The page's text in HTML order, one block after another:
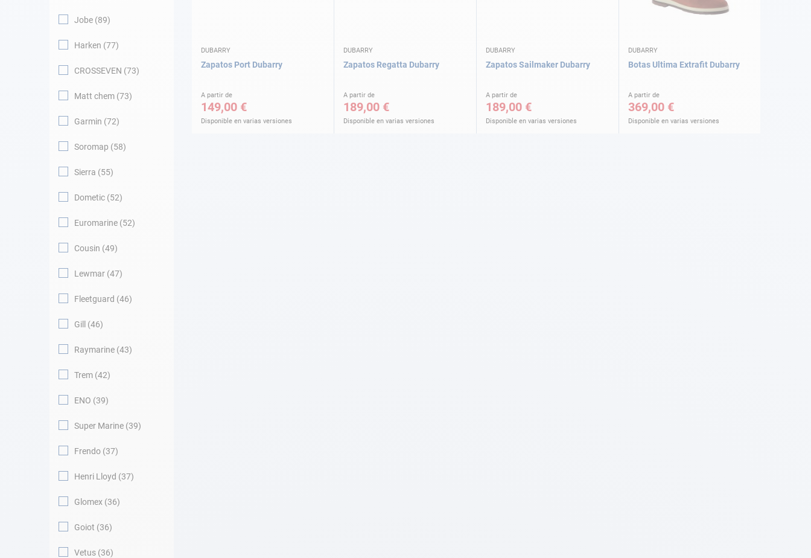
DUBARRY
Zapatos Port Dubarry
A partir de
149,00 €
Disponible en varias versiones
DUBARRY
Zapatos Regatta Dubarry
A partir de
189,00 €
Disponible en varias versiones
DUBARRY
Zapatos Sailmaker Dubarry
A partir de
189,00 €
Disponible en varias versiones
DUBARRY
Botas Ultima Extrafit Dubarry
A partir de
369,00 €
Disponible en varias versiones
Jobe 89
Harken 77
CROSSEVEN 73
Matt chem 73
Garmin 72
Soromap 58
Sierra 55
Dometic 52
Euromarine 52
Cousin 49
Lewmar 47
Fleetguard 46
Gill 46
Raymarine 43
Trem 42
ENO 39
Super Marine 39
Frendo 37
Henri Lloyd 37
Glomex 36
Goiot 36
Vetus 36